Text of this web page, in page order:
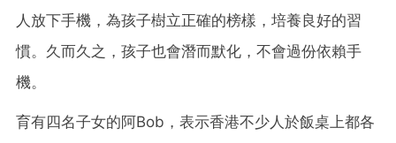
人放下手機，為孩子樹立正確的榜樣，培養良好的習
慣。久而久之，孩子也會潛而默化，不會過份依賴手
機。
育有四名子女的阿Bob，表示香港不少人於飯桌上都各